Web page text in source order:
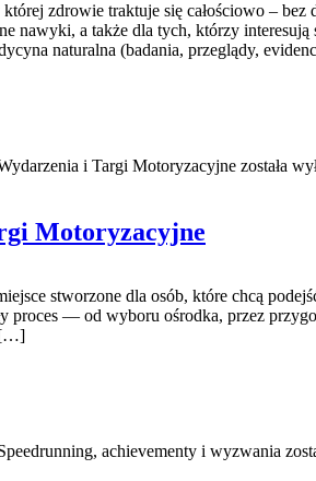
zdrowie traktuje się całościowo –
nawyki, a także dla tych, którzy
naturalna (badania, przeglądy,
i Targi Motoryzacyjne została
Motoryzacyjne
stworzone dla osób, które chcą
proces — od wyboru ośrodka, przez
[…]
achievementy i wyzwania